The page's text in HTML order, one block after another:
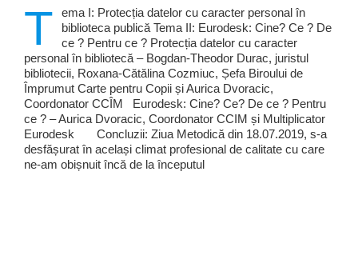
T
ema I: Protecția datelor cu caracter personal în
biblioteca publică Tema II: Eurodesk: Cine? Ce ? De
ce ? Pentru ce ? Protecția datelor cu caracter
personal în bibliotecă – Bogdan-Theodor Durac, juristul
bibliotecii, Roxana-Cătălina Cozmiuc, Șefa Biroului de
Împrumut Carte pentru Copii și Aurica Dvoracic,
Coordonator CCÎM Eurodesk: Cine? Ce? De ce ? Pentru
ce ? – Aurica Dvoracic, Coordonator CCIM și Multiplicator
Eurodesk Concluzii: Ziua Metodică din 18.07.2019, s-a
desfășurat în același climat profesional de calitate cu care
ne-am obișnuit încă de la începutul